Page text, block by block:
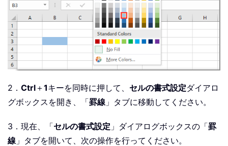
2． Ctrl＋1キーを同時に押して、 セルの書式設定ダイアロ
グボックスを開き、「罫線 」タブに移動してください。
3．現在、「セルの書式設定 」ダイアログボックスの「罫
線 」タブを開いて、次の操作を行ってください。